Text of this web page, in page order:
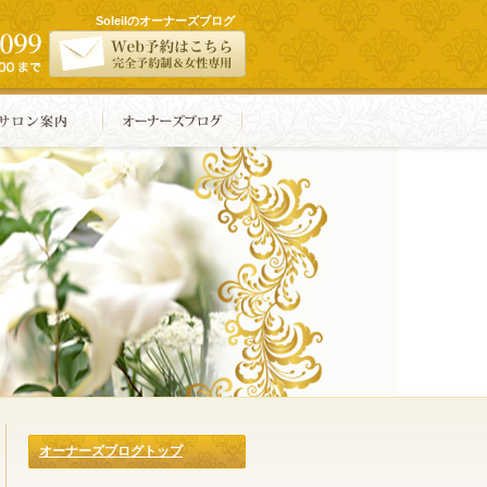
Soleilのオーナーズブログ
オーナーズブログトップ